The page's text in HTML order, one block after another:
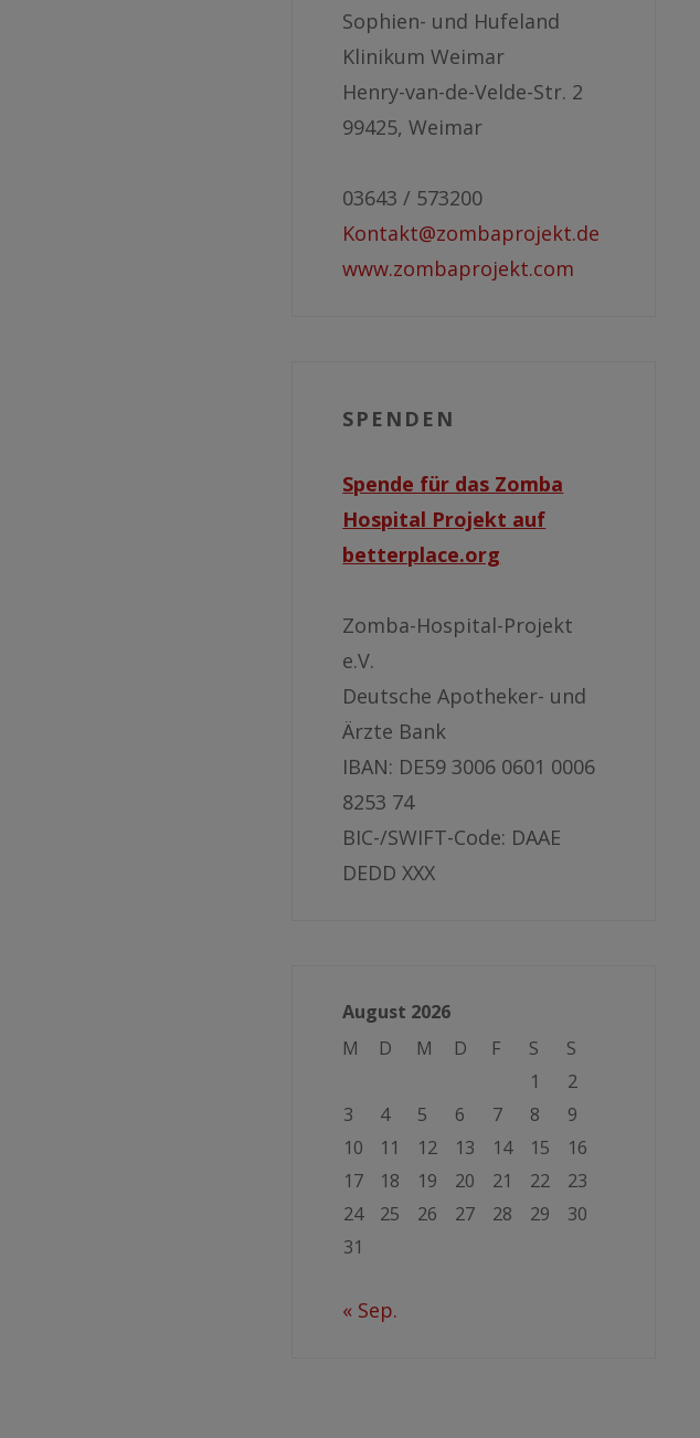
Sophien- und Hufeland
Klinikum Weimar
Henry-van-de-Velde-Str. 2
99425, Weimar
03643 / 573200
Kontakt@zombaprojekt.de
www.zombaprojekt.com
SPENDEN
Spende für das Zomba
Hospital Projekt auf
betterplace.org
Zomba-Hospital-Projekt
e.V.
Deutsche Apotheker- und
Ärzte Bank
IBAN: DE59 3006 0601 0006
8253 74
BIC-/SWIFT-Code: DAAE
DEDD XXX
August 2026
M
D M D F S
S
1
2
3
4 5 6 7 8
9
10
11 12 13 14 15
16
17
18 19 20 21 22
23
24
25 26 27 28 29
30
31
« Sep.